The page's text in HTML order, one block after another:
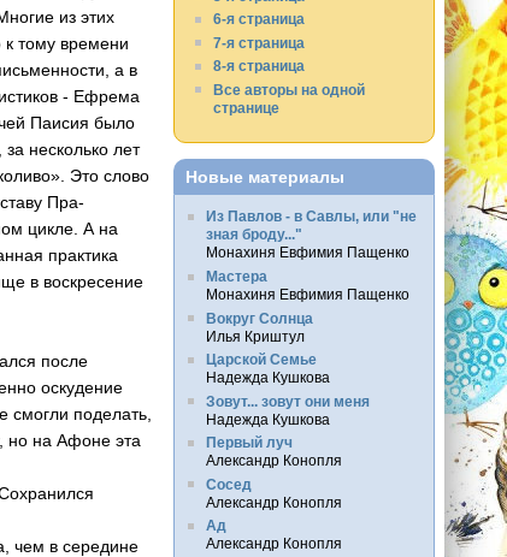
из этих
к тому времени
а в
- Ефрема
Паисия было
несколько лет
Это слово
Пра­
цикле. А на
пр­актика
в воскресение
после
оскуден­ие
смог­ли поделать,
но на Афоне эта
чем в середине
6-я страница
7-я страница
8-я страница
Все авторы на одной
странице
Новые материалы
Из Павлов - в Савлы, или "не
зная броду..."
Монахиня Евфимия Пащенко
Мастера
Монахиня Евфимия Пащенко
Вокруг Солнца
Илья Криштул
Царской Семье
Надежда Кушкова
Зовут... зовут они меня
Надежда Кушкова
Первый луч
Александр Конопля
Сосед
Александр Конопля
Ад
Александр Конопля